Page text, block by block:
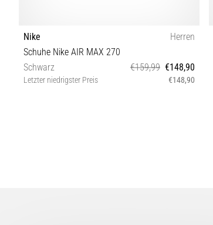
Nike
Herren
Schuhe Nike AIR MAX 270
Schwarz
€159,99 €148,90
Letzter niedrigster Preis €148,90